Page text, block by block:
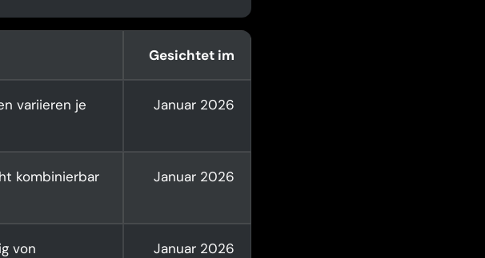
Gesichtet im
variieren je
Januar 2026
kombinierbar
Januar 2026
von
Januar 2026